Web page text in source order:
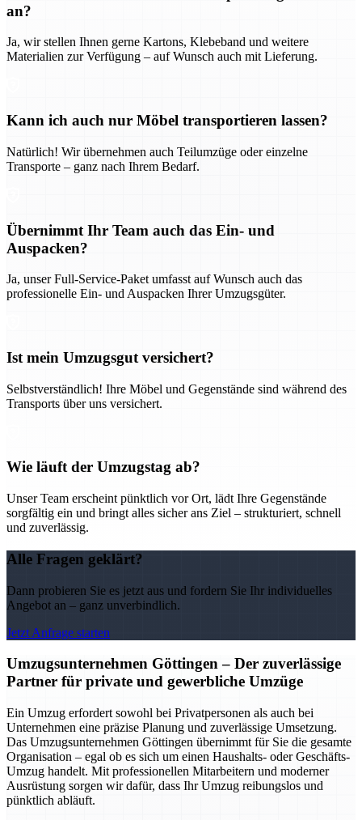
an?
Ja, wir stellen Ihnen gerne Kartons, Klebeband und weitere
Materialien zur Verfügung – auf Wunsch auch mit Lieferung.
Kann ich auch nur Möbel transportieren lassen?
Natürlich! Wir übernehmen auch Teilumzüge oder einzelne
Transporte – ganz nach Ihrem Bedarf.
Übernimmt Ihr Team auch das Ein- und
Auspacken?
Ja, unser Full-Service-Paket umfasst auf Wunsch auch das
professionelle Ein- und Auspacken Ihrer Umzugsgüter.
Ist mein Umzugsgut versichert?
Selbstverständlich! Ihre Möbel und Gegenstände sind während des
Transports über uns versichert.
Wie läuft der Umzugstag ab?
Unser Team erscheint pünktlich vor Ort, lädt Ihre Gegenstände
sorgfältig ein und bringt alles sicher ans Ziel – strukturiert, schnell
und zuverlässig.
Alle Fragen geklärt?
Dann probieren Sie es jetzt aus und fordern Sie Ihr individuelles
Angebot an – ganz unverbindlich.
Jetzt Anfrage starten
Umzugsunternehmen Göttingen – Der zuverlässige
Partner für private und gewerbliche Umzüge
Ein Umzug erfordert sowohl bei Privatpersonen als auch bei
Unternehmen eine präzise Planung und zuverlässige Umsetzung.
Das Umzugsunternehmen Göttingen übernimmt für Sie die gesamte
Organisation – egal ob es sich um einen Haushalts- oder Geschäfts-
Umzug handelt. Mit professionellen Mitarbeitern und moderner
Ausrüstung sorgen wir dafür, dass Ihr Umzug reibungslos und
pünktlich abläuft.